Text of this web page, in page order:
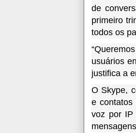
de
primeiro
todos os
usuários
justifica a
O Skype,
e contatos
voz por IP